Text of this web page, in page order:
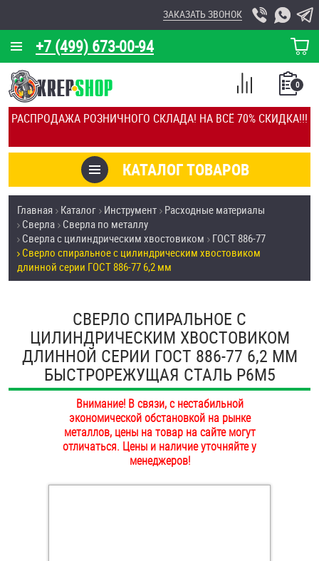
РАСПРОДАЖА РОЗНИЧНОГО СКЛАДА! НА ВСЁ 70% СКИДКА!!!
+7 (499) 673-00-94
ЗАКАЗАТЬ ЗВОНОК
КОРЗИНА
О КОМПАНИИ
КАЛЬКУЛЯТОР
ОТЗЫВЫ
УСЛУГИ
СКИДКИ
ОПТ
ОПЛАТА И ДОСТАВКА
НАШИ МАГАЗИНЫ
КАТАЛОГ ТОВАРОВ
0
СПИСОК
СРАВНЕНИЕ
Товары со скидкой
Анкеры
Антивандальный крепёж, инструмент
Болты и винты
Втулки
Гайки
Дюбели
Дюймовый крепёж
Главная Каталог Инструмент Расходные материалы
Сверла Сверла по металлу
Сверла с цилиндрическим хвостовиком
ГОСТ 886-77
Сверло спиральное с цилиндрическим хвостовиком
длинной серии ГОСТ 886-77 6,2 мм
СВЕРЛО СПИРАЛЬНОЕ С
ЦИЛИНДРИЧЕСКИМ ХВОСТОВИКОМ
ДЛИННОЙ СЕРИИ ГОСТ 886-77 6,2 ММ
БЫСТРОРЕЖУЩАЯ СТАЛЬ Р6М5
Внимание! В связи, с нестабильной
экономической обстановкой на рынке
металлов, цены на товар на сайте могут
отличаться. Цены и наличие уточняйте у
менеджеров!